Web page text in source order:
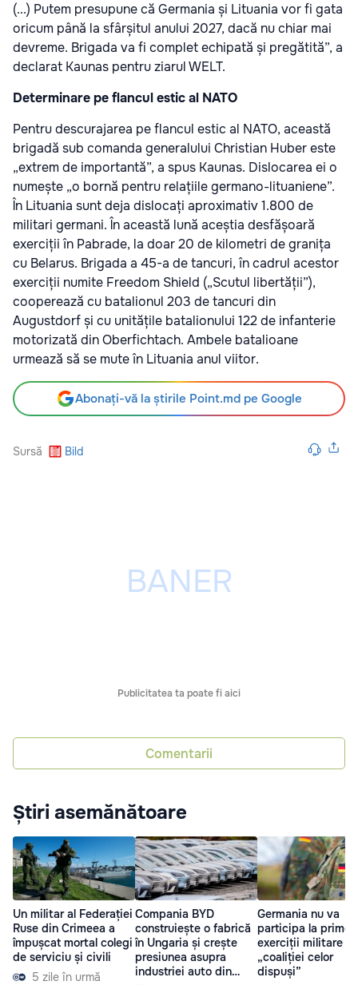
(...) Putem presupune că Germania și Lituania vor fi gata
oricum până la sfârșitul anului 2027, dacă nu chiar mai
devreme. Brigada va fi complet echipată și pregătită”, a
declarat Kaunas pentru ziarul WELT.
Determinare pe flancul estic al NATO
Pentru descurajarea pe flancul estic al NATO, această
brigadă sub comanda generalului Christian Huber este
„extrem de importantă”, a spus Kaunas. Dislocarea ei o
numește „o bornă pentru relațiile germano-lituaniene”.
În Lituania sunt deja dislocați aproximativ 1.800 de
militari germani. În această lună aceștia desfășoară
exerciții în Pabrade, la doar 20 de kilometri de granița
cu Belarus. Brigada a 45-a de tancuri, în cadrul acestor
exerciții numite Freedom Shield („Scutul libertății”),
cooperează cu batalionul 203 de tancuri din
Augustdorf și cu unitățile batalionului 122 de infanterie
motorizată din Oberfichtach. Ambele batalioane
urmează să se mute în Lituania anul viitor.
Abonați-vă la știrile Point.md pe Google
Sursă Bild
Publicitatea ta poate fi aici
Comentarii
Știri asemănătoare
Un militar al Federației
Ruse din Crimeea a
împușcat mortal colegi
de serviciu și civili
5 zile în urmă
Compania BYD
construiește o fabrică
în Ungaria și crește
presiunea asupra
industriei auto din
Germania nu va
participa la
exerciții militare
„coaliției celor
dispuși”